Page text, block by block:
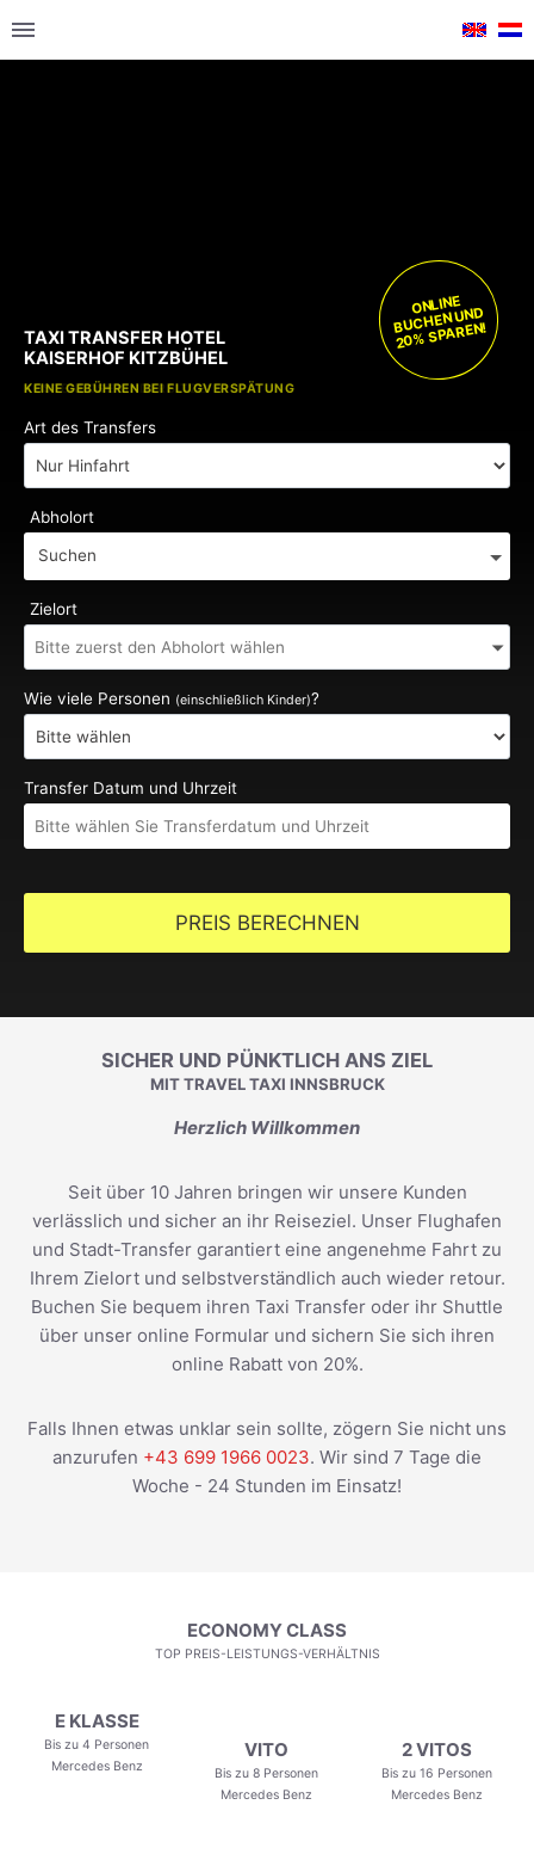
KOSTENLOSE KINDERSITZE
KEINE GEBÜHREN BEI FLUGVERSPÄTUNG
TAXI TRANSFER HOTEL
KAISERHOF KITZBÜHEL
ONLINE
BUCHEN UND
20% SPAREN!
Art des Transfers
Abholort
Suchen
Zielort
Wie viele Personen (einschließlich Kinder)?
Transfer Datum und Uhrzeit
PREIS BERECHNEN
SICHER UND PÜNKTLICH ANS ZIEL
MIT TRAVEL TAXI INNSBRUCK
Herzlich Willkommen
Seit über 10 Jahren bringen wir unsere Kunden
verlässlich und sicher an ihr Reiseziel. Unser Flughafen
und Stadt-Transfer garantiert eine angenehme Fahrt zu
Ihrem Zielort und selbstverständlich auch wieder retour.
Buchen Sie bequem ihren Taxi Transfer oder ihr Shuttle
über unser online Formular und sichern Sie sich ihren
online Rabatt von 20%.
Falls Ihnen etwas unklar sein sollte, zögern Sie nicht uns
anzurufen +43 699 1966 0023. Wir sind 7 Tage die
Woche - 24 Stunden im Einsatz!
ECONOMY CLASS
TOP PREIS-LEISTUNGS-VERHÄLTNIS
E KLASSE
Bis zu 4 Personen
Mercedes Benz
VITO
Bis zu 8 Personen
Mercedes Benz
2 VITOS
Bis zu 16 Personen
Mercedes Benz